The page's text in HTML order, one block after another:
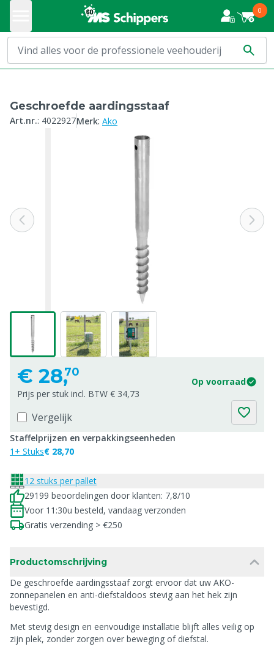
0
Geschroefde aardingsstaaf
Art.nr.: 4022927Merk: Ako
€ 28,70
Op voorraad
Prijs per stuk incl. BTW € 34,73
Vergelijk
Staffelprijzen en verpakkingseenheden
1+ Stuks€ 28,70
12 stuks per pallet
29199 beoordelingen door klanten: 7,8/10
Voor 11:30u besteld, vandaag verzonden
Gratis verzending > €250
Productomschrijving
De geschroefde aardingsstaaf zorgt ervoor dat uw AKO-
zonnepanelen en anti-diefstaldoos stevig aan het hek zijn
bevestigd.
Met stevig design en eenvoudige installatie blijft alles veilig op
zijn plek, zonder zorgen over beweging of diefstal.